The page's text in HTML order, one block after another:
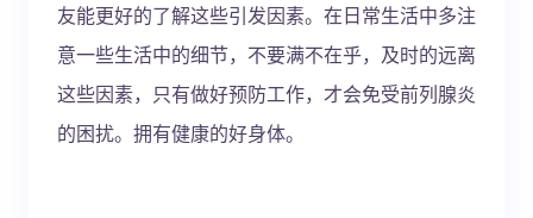
友能更好的了解这些引发因素。在日常生活中多注
意一些生活中的细节，不要满不在乎，及时的远离
这些因素，只有做好预防工作，才会免受前列腺炎
的困扰。拥有健康的好身体。